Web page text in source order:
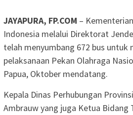
JAYAPURA, FP.COM –
Indonesia melalui Direktorat
telah menyumbang 672 bus untuk
pelaksanaan Pekan Olahraga
Papua, Oktober mendatang.
Kepala Dinas Perhubungan
Ambrauw yang juga Ketua Bidang